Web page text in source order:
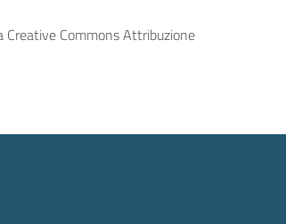
Commons Attribuzione